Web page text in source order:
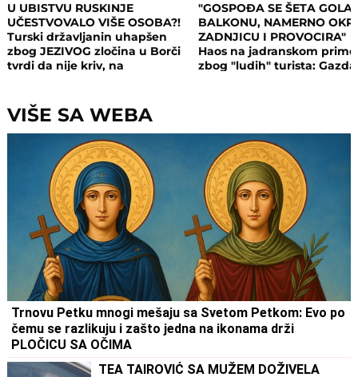
U UBISTVU RUSKINJE
UČESTVOVALO VIŠE OSOBA?!
Turski državljanin uhapšen
zbog JEZIVOG zločina u Borči
tvrdi da nije kriv, na
odnosu bili
"GOSPOĐA SE ŠETA GOLA
BALKONU, NAMERNO
ZADNJICU I PROVOCIRA"
Haos na jadranskom
zbog "ludih" turista:
VIŠE SA WEBA
Trnovu Petku mnogi mešaju sa Svetom Petkom: Evo po
čemu se razlikuju i zašto jedna na ikonama drži
PLOČICU SA OČIMA
TEA TAIROVIĆ SA MUŽEM DOŽIVELA